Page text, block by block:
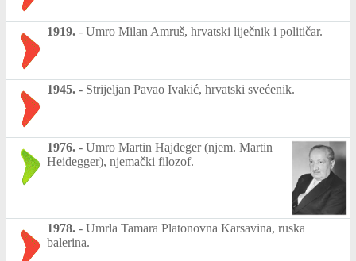
1919. - Umro Milan Amruš, hrvatski liječnik i političar.
1945. - Strijeljan Pavao Ivakić, hrvatski svećenik.
1976. - Umro Martin Hajdeger (njem. Martin
Heidegger), njemački filozof.
1978. - Umrla Tamara Platonovna Karsavina, ruska
balerina.